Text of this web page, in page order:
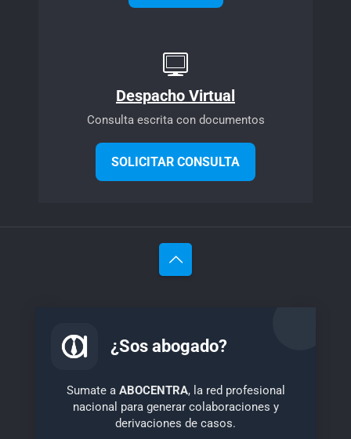
Despacho Virtual
Consulta escrita con documentos
SOLICITAR CONSULTA
¿Sos abogado?
Sumate a ABOCENTRA, la red profesional
nacional para generar colaboraciones y
derivaciones de casos.